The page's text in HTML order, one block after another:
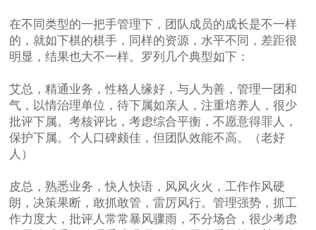
在不同类型的一把手管理下，团队成员的成长是不一样
的，就如下棋的棋手，同样的资源，水平不同，差距很
明显，结果也大不一样。罗列几个典型如下：
艾总，精通业务，性格人缘好，与人为善，管理一团和
气，以情治理单位，待下属如亲人，注重培养人，很少
批评下属。考核评比，考虑综合平衡，不愿意得罪人，
保护下属。个人口碑颇佳，但团队效能不高。（老好
人）
皮总，熟悉业务，快人快语，风风火火，工作作风硬
朗，决策果断，敢抓敢管，雷厉风行。管理强势，抓工
作力度大，批评人常常暴风骤雨，不分场合，很少考虑